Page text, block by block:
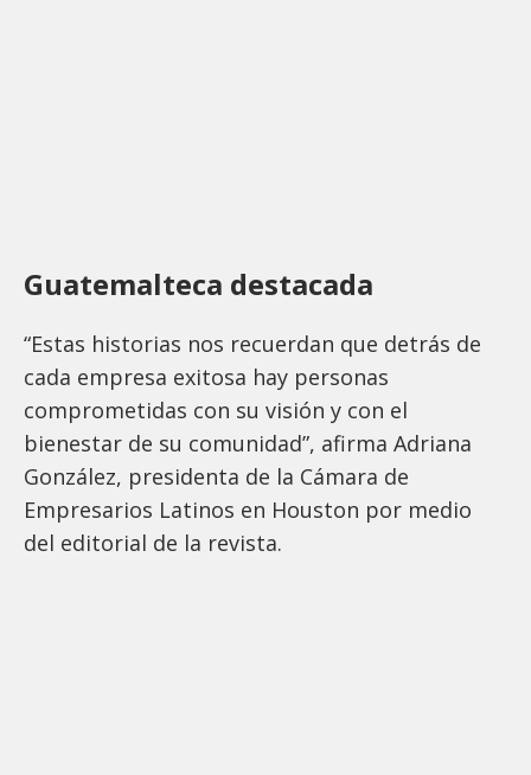
Guatemalteca destacada
“Estas historias nos recuerdan que detrás de
cada empresa exitosa hay personas
comprometidas con su visión y con el
bienestar de su comunidad”, afirma Adriana
González, presidenta de la Cámara de
Empresarios Latinos en Houston por medio
del editorial de la revista.